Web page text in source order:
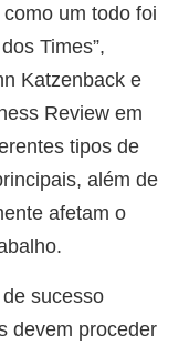
um todo foi
Times”,
Katzenback e
Review em
tipos de
além de
afetam o
sucesso
devem proceder